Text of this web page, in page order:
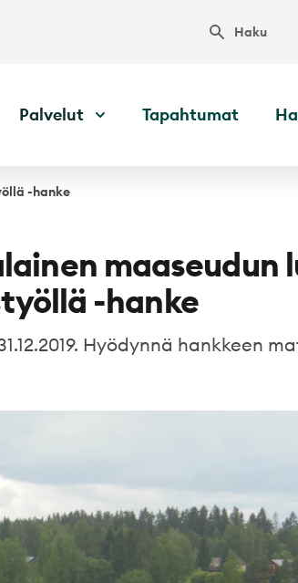
Haku
Palvelut Tapahtumat
-hanke
maaseudun
-hanke
Hyödynnä hankkeen